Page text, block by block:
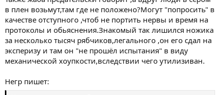
в плен возьмут,там где не положено?Могут "попросить" в
качестве отступного ,чтоб не портить нервы и время на
протоколы и обьяснения.Знакомый так лишился ножика
за несколько тысяч рябчиков,легального ,он его сдал на
эксперизу и там он "не прошёл испытания" в виду
механической хоупкости,вследствии чего утилизиван.
Негр пишет: